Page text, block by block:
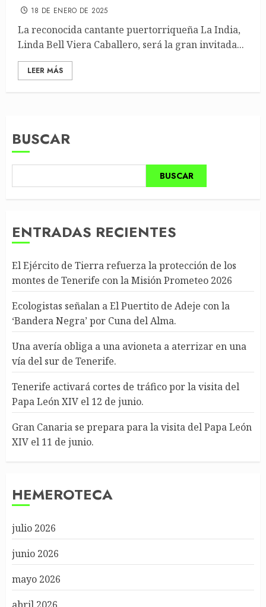
18 DE ENERO DE 2025
La reconocida cantante puertorriqueña La India,
Linda Bell Viera Caballero, será la gran invitada...
LEER MÁS
BUSCAR
BUSCAR
ENTRADAS RECIENTES
El Ejército de Tierra refuerza la protección de los
montes de Tenerife con la Misión Prometeo 2026
Ecologistas señalan a El Puertito de Adeje con la
‘Bandera Negra’ por Cuna del Alma.
Una avería obliga a una avioneta a aterrizar en una
vía del sur de Tenerife.
Tenerife activará cortes de tráfico por la visita del
Papa León XIV el 12 de junio.
Gran Canaria se prepara para la visita del Papa León
XIV el 11 de junio.
HEMEROTECA
julio 2026
junio 2026
mayo 2026